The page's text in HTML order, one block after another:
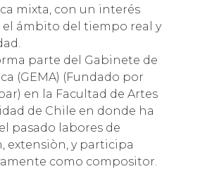
mixta, con un interés
ámbito del tiempo real y
parte del Gabinete de
(GEMA) (Fundado por
en la Facultad de Artes
de Chile en donde ha
pasado labores de
extensiòn, y participa
como compositor.